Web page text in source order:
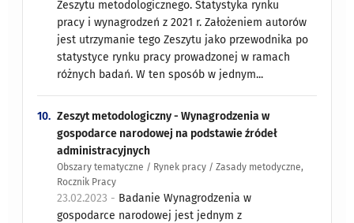
Zeszytu metodologicznego. Statystyka rynku
pracy i wynagrodzeń z 2021 r. Założeniem autorów
jest utrzymanie tego Zeszytu jako przewodnika po
statystyce rynku pracy prowadzonej w ramach
różnych badań. W ten sposób w jednym...
10. Zeszyt metodologiczny - Wynagrodzenia w
gospodarce narodowej na podstawie źródeł
administracyjnych
Obszary tematyczne / Rynek pracy / Zasady metodyczne,
Rocznik Pracy
23.02.2023 - Badanie Wynagrodzenia w
gospodarce narodowej jest jednym z